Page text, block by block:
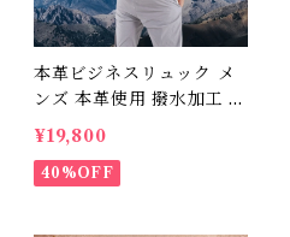
本革ビジネスリュック メ
ンズ 本革使用 撥水加工 ビ
ジネスリュックサック 15.
6インチ ワイド A4サイズ
書類収納 送料無料 プレゼ
¥19,800
40%OFF